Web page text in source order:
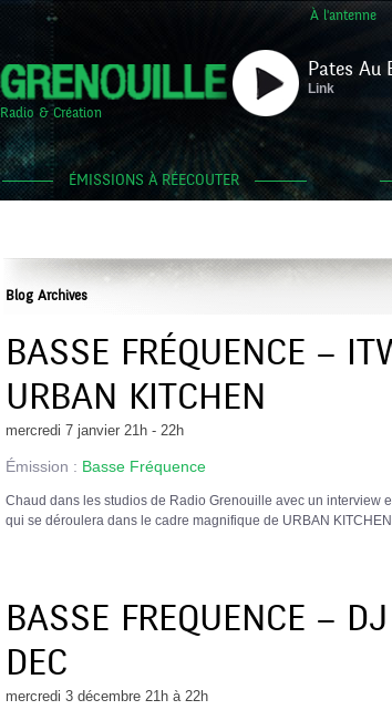
À l'antenne
Radio & Création
Pates Au
Link
ÉMISSIONS À RÉECOUTER
Blog Archives
BASSE FRÉQUENCE –
URBAN KITCHEN
mercredi 7 janvier 21h - 22h
Émission : Basse Fréquence
Chaud dans les studios de Radio Grenouille avec un interview
qui se déroulera dans le cadre magnifique de URBAN
BASSE FREQUENCE –
DEC
mercredi 3 décembre 21h à 22h